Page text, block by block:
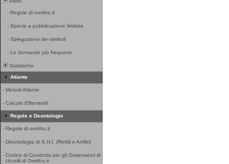
- Regole di ornitho.it
- Specie a pubblicazione limitata
- Spiegazione dei simboli
- Le domande più frequenti
Statistiche
Atlante
- Metodi Atlante
- Calcolo Effemeridi
Regole e Deontologie
- Regole di ornitho.it
- Deontologia di S.H.I. (Rettili e Anfibi)
- Codice di Condotta per gli Osservatori di
Uccelli di Ornitho.it